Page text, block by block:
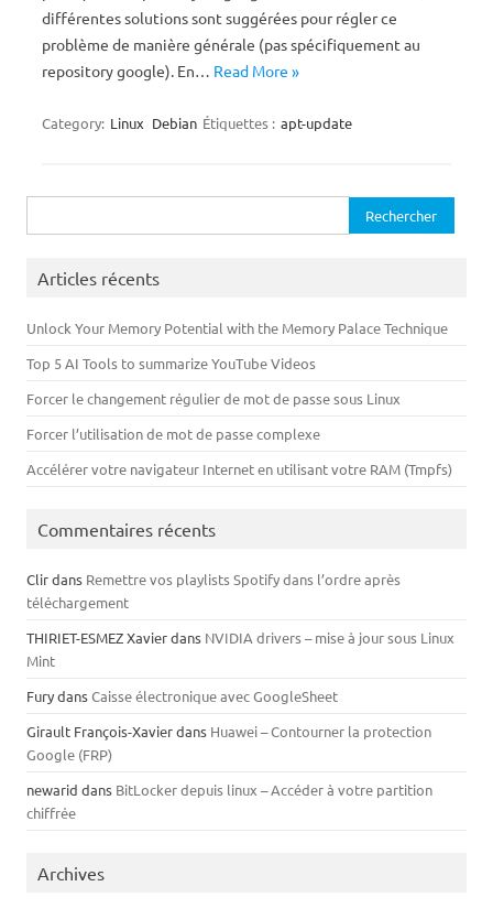
différentes solutions sont suggérées pour régler ce
problème de manière générale (pas spécifiquement au
repository google). En… Read More »
Category: Linux Debian Étiquettes : apt-update
Articles récents
Unlock Your Memory Potential with the Memory Palace Technique
Top 5 AI Tools to summarize YouTube Videos
Forcer le changement régulier de mot de passe sous Linux
Forcer l’utilisation de mot de passe complexe
Accélérer votre navigateur Internet en utilisant votre RAM (Tmpfs)
Commentaires récents
Clirdans Remettre vos playlists Spotify dans l’ordre après
téléchargement
THIRIET-ESMEZ Xavierdans NVIDIA drivers – mise à jour sous Linux
Mint
FurydansCaisse électronique avec GoogleSheet
Girault François-Xavierdans Huawei – Contourner la protection
Google (FRP)
newarid dans BitLocker depuis linux – Accéder à votre partition
chiffrée
Archives